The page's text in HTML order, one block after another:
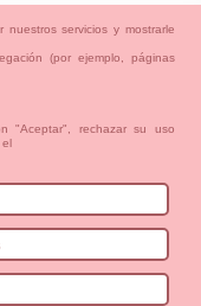
Mamas & Papas
TALLAS
sitio
nuestros servicios y mostrarle
(por ejemplo, páginas
"Aceptar", rechazar su uso
el